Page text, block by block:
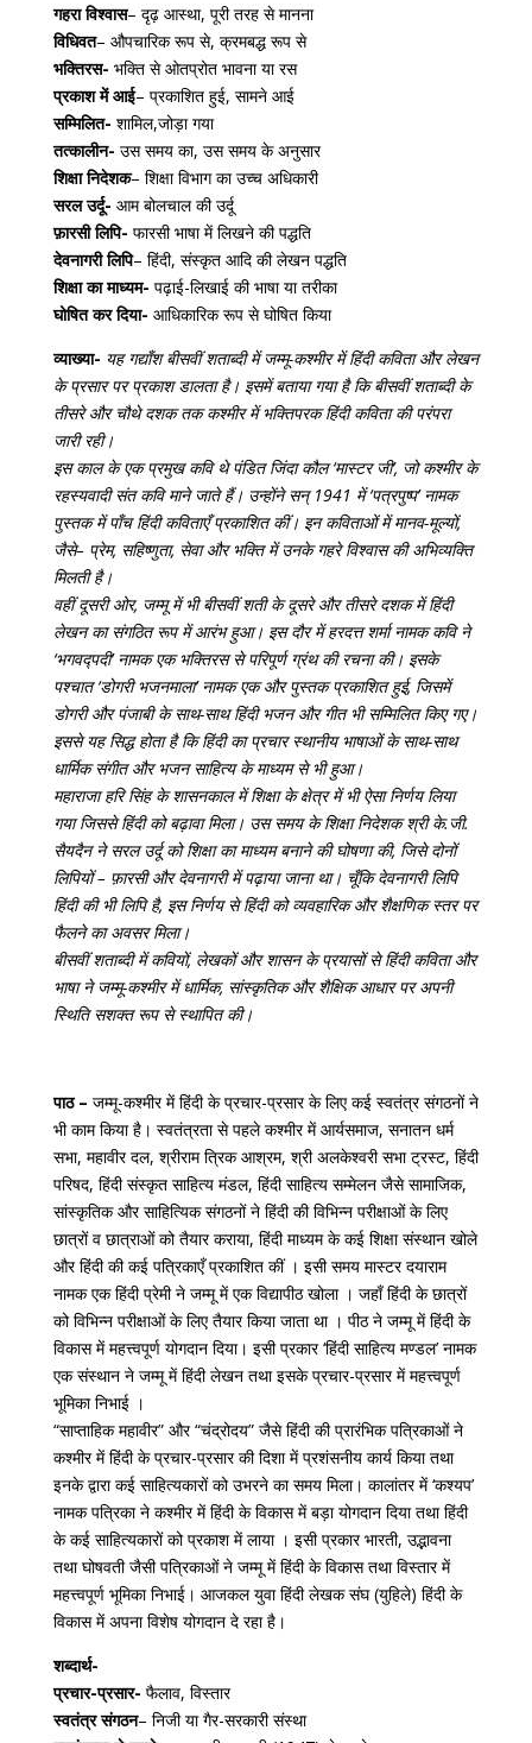
गहरा विश्वास– दृढ़ आस्था, पूरी तरह से मानना
विधिवत– औपचारिक रूप से, क्रमबद्ध रूप से
भक्तिरस- भक्ति से ओतप्रोत भावना या रस
प्रकाश में आई– प्रकाशित हुई, सामने आई
सम्मिलित- शामिल,जोड़ा गया
तत्कालीन- उस समय का, उस समय के अनुसार
शिक्षा निदेशक– शिक्षा विभाग का उच्च अधिकारी
सरल उर्दू- आम बोलचाल की उर्दू
फ़ारसी लिपि- फारसी भाषा में लिखने की पद्धति
देवनागरी लिपि– हिंदी, संस्कृत आदि की लेखन पद्धति
शिक्षा का माध्यम- पढ़ाई-लिखाई की भाषा या तरीका
घोषित कर दिया- आधिकारिक रूप से घोषित किया
व्याख्या- यह गद्याँश बीसवीं शताब्दी में जम्मू-कश्मीर में हिंदी कविता और लेखन
के प्रसार पर प्रकाश डालता है। इसमें बताया गया है कि बीसवीं शताब्दी के
तीसरे और चौथे दशक तक कश्मीर में भक्तिपरक हिंदी कविता की परंपरा
जारी रही।
इस काल के एक प्रमुख कवि थे पंडित जिंदा कौल ‘मास्टर जी’, जो कश्मीर के
रहस्यवादी संत कवि माने जाते हैं। उन्होंने सन् 1941 में ‘पत्रपुष्प’ नामक
पुस्तक में पाँच हिंदी कविताएँ प्रकाशित कीं। इन कविताओं में मानव-मूल्यों,
जैसे– प्रेम, सहिष्णुता, सेवा और भक्ति में उनके गहरे विश्वास की अभिव्यक्ति
मिलती है।
वहीं दूसरी ओर, जम्मू में भी बीसवीं शती के दूसरे और तीसरे दशक में हिंदी
लेखन का संगठित रूप में आरंभ हुआ। इस दौर में हरदत्त शर्मा नामक कवि ने
‘भगवद्पदी’ नामक एक भक्तिरस से परिपूर्ण ग्रंथ की रचना की। इसके
पश्चात ‘डोगरी भजनमाला’ नामक एक और पुस्तक प्रकाशित हुई, जिसमें
डोगरी और पंजाबी के साथ-साथ हिंदी भजन और गीत भी सम्मिलित किए गए।
इससे यह सिद्ध होता है कि हिंदी का प्रचार स्थानीय भाषाओं के साथ-साथ
धार्मिक संगीत और भजन साहित्य के माध्यम से भी हुआ।
महाराजा हरि सिंह के शासनकाल में शिक्षा के क्षेत्र में भी ऐसा निर्णय लिया
गया जिससे हिंदी को बढ़ावा मिला। उस समय के शिक्षा निदेशक श्री के.जी.
सैयदैन ने सरल उर्दू को शिक्षा का माध्यम बनाने की घोषणा की, जिसे दोनों
लिपियों – फ़ारसी और देवनागरी में पढ़ाया जाना था। चूँकि देवनागरी लिपि
हिंदी की भी लिपि है, इस निर्णय से हिंदी को व्यवहारिक और शैक्षणिक स्तर पर
फैलने का अवसर मिला।
बीसवीं शताब्दी में कवियों, लेखकों और शासन के प्रयासों से हिंदी कविता और
भाषा ने जम्मू-कश्मीर में धार्मिक, सांस्कृतिक और शैक्षिक आधार पर अपनी
स्थिति सशक्त रूप से स्थापित की।
पाठ – जम्मू-कश्मीर में हिंदी के प्रचार-प्रसार के लिए कई स्वतंत्र संगठनों ने
भी काम किया है। स्वतंत्रता से पहले कश्मीर में आर्यसमाज, सनातन धर्म
सभा, महावीर दल, श्रीराम त्रिक आश्रम, श्री अलकेश्वरी सभा ट्रस्ट, हिंदी
परिषद, हिंदी संस्कृत साहित्य मंडल, हिंदी साहित्य सम्मेलन जैसे सामाजिक,
सांस्कृतिक और साहित्यिक संगठनों ने हिंदी की विभिन्न परीक्षाओं के लिए
छात्रों व छात्राओं को तैयार कराया, हिंदी माध्यम के कई शिक्षा संस्थान खोले
और हिंदी की कई पत्रिकाएँ प्रकाशित कीं । इसी समय मास्टर दयाराम
नामक एक हिंदी प्रेमी ने जम्मू में एक विद्यापीठ खोला । जहाँ हिंदी के छात्रों
को विभिन्न परीक्षाओं के लिए तैयार किया जाता था । पीठ ने जम्मू में हिंदी के
विकास में महत्त्वपूर्ण योगदान दिया। इसी प्रकार ‘हिंदी साहित्य मण्डल’ नामक
एक संस्थान ने जम्मू में हिंदी लेखन तथा इसके प्रचार-प्रसार में महत्त्वपूर्ण
भूमिका निभाई ।
“साप्ताहिक महावीर” और “चंद्रोदय” जैसे हिंदी की प्रारंभिक पत्रिकाओं ने
कश्मीर में हिंदी के प्रचार-प्रसार की दिशा में प्रशंसनीय कार्य किया तथा
इनके द्वारा कई साहित्यकारों को उभरने का समय मिला। कालांतर में ‘कश्यप’
नामक पत्रिका ने कश्मीर में हिंदी के विकास में बड़ा योगदान दिया तथा हिंदी
के कई साहित्यकारों को प्रकाश में लाया । इसी प्रकार भारती, उद्भावना
तथा घोषवती जैसी पत्रिकाओं ने जम्मू में हिंदी के विकास तथा विस्तार में
महत्त्वपूर्ण भूमिका निभाई। आजकल युवा हिंदी लेखक संघ (युहिले) हिंदी के
विकास में अपना विशेष योगदान दे रहा है।
शब्दार्थ-
प्रचार-प्रसार- फैलाव, विस्तार
स्वतंत्र संगठन– निजी या गैर-सरकारी संस्था